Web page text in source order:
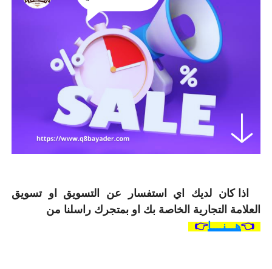
اذا كان لديك اي استفسار عن التسويق او تسويق
العلامة التجارية الخاصة بك او بمتجرك راسلنا من
👈هـــنــــا👉